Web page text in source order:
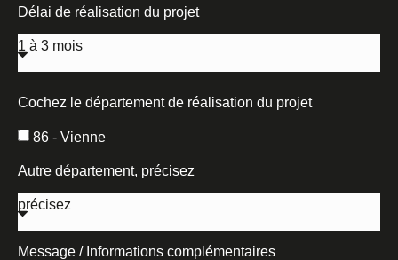
Délai de réalisation du projet
Cochez le département de réalisation du projet
86 - Vienne
Autre département, précisez
Message / Informations complémentaires